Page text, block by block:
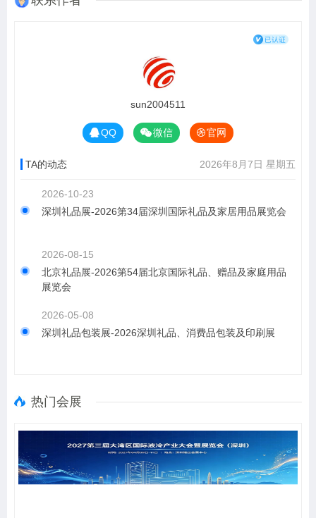
sun2004511
QQ 微信 官网
TA的动态 2026年8月7日 星期五
2026-10-23
深圳礼品展-2026第34届深圳国际礼品及家居用品展览会
2026-08-15
北京礼品展-2026第54届北京国际礼品、赠品及家庭用品
展览会
2026-05-08
深圳礼品包装展-2026深圳礼品、消费品包装及印刷展
热门会展